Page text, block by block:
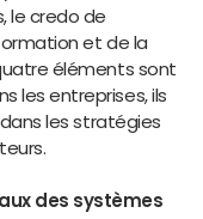
le credo de
et de la
éléments sont
les entreprises, ils
les stratégies
des systèmes